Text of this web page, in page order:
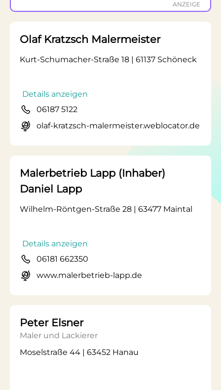
ANZEIGE
Olaf Kratzsch Malermeister
Kurt-Schumacher-Straße 18 | 61137 Schöneck
Details anzeigen
06187 5122
olaf-kratzsch-malermeister.weblocator.de
Malerbetrieb Lapp (Inhaber)
Daniel Lapp
Wilhelm-Röntgen-Straße 28 | 63477 Maintal
Details anzeigen
06181 662350
www.malerbetrieb-lapp.de
Peter Elsner
Maler und Lackierer
Moselstraße 44 | 63452 Hanau